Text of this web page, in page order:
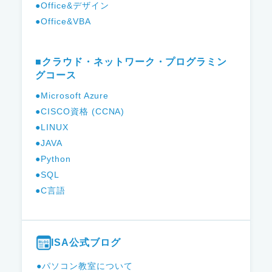
●Office&デザイン
●Office&VBA
■クラウド・ネットワーク・プログラミン
グコース
●Microsoft Azure
●CISCO資格 (CCNA)
●LINUX
●JAVA
●Python
●SQL
●C言語
ISA公式ブログ
●パソコン教室について